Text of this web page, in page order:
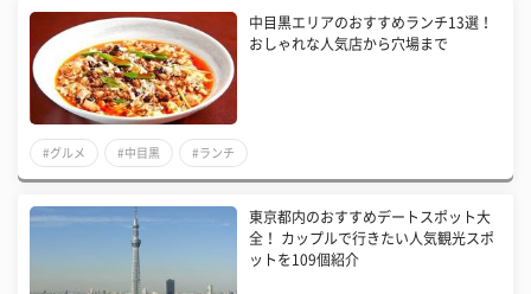
中目黒エリアのおすすめランチ13選！
おしゃれな人気店から穴場まで
#グルメ #中目黒 #ランチ
東京都内のおすすめデートスポット大
全！ カップルで行きたい人気観光スポ
ットを109個紹介